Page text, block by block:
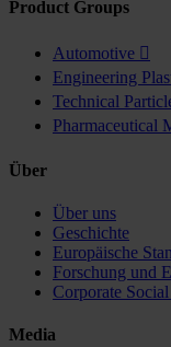
Product Groups
Automotive 
Engineering
Technical
Pharmaceutical
Über
Über uns
Geschichte
Europäische
Forschung und
Corporate
Media